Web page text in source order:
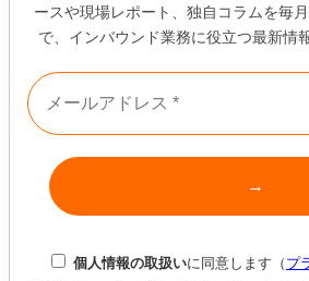
ースや現場レポート、独自コラムを毎
で、インバウンド業務に役立つ最新情
個人情報の取扱いに同意します（ プ